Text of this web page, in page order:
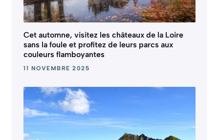
Cet automne, visitez les châteaux de la Loire
sans la foule et profitez de leurs parcs aux
couleurs flamboyantes
11 NOVEMBRE 2025